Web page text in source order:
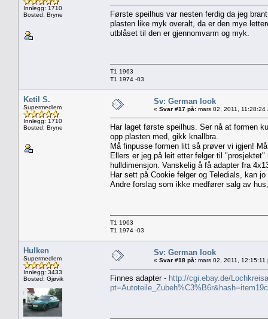
Innlegg: 1710
Bosted: Bryne
Første speilhus var nesten ferdig da jeg
plasten like myk overalt, da er den mye
utblåset til den er gjennomvarm og myk.
T1 1963
T1 1974 -03
Ketil S.
Supermedlem
Innlegg: 1710
Bosted: Bryne
Sv: German look
« Svar #17 på: mars 02, 2011, 11:28:24
Har laget første speilhus. Ser nå at formen
opp plasten med, gikk knallbra.
Må finpusse formen litt så prøver vi igjen!
Ellers er jeg på leit etter felger til
hulldimensjon. Vanskelig å få adapter fra
Har sett på Cookie felger og Teledials, kan
Andre forslag som ikke medfører salg av
T1 1963
T1 1974 -03
Hulken
Supermedlem
Innlegg: 3433
Bosted: Gjøvik
Sv: German look
« Svar #18 på: mars 02, 2011, 12:15:11
Finnes adapter - http://cgi.ebay.de/